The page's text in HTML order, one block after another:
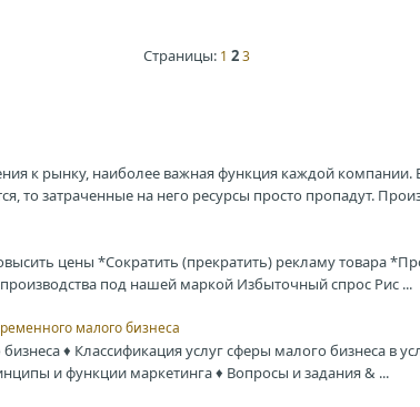
Страницы: 1 23
к рынку, наиболее важная функция каждой компании.
то затраченные на него ресурсы просто пропадут.
цены *Сократить (прекратить) рекламу товара
под нашей маркой Избыточный спрос Рис ...
малого бизнеса
♦ Классификация услуг сферы малого бизнеса в
и функции маркетинга ♦ Вопросы и задания & ...